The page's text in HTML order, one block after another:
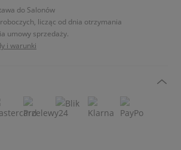
do Salonów
licząc od dnia otrzymania
umowy sprzedaży.
i warunki